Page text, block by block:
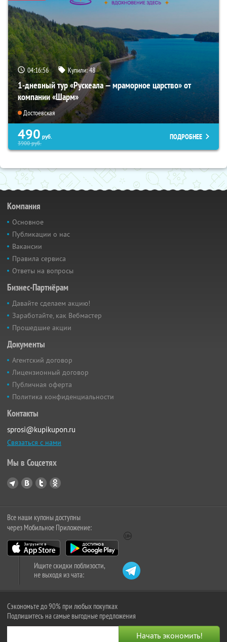
04:16:55 Купили:48
1-дневный тур «Рускеала — мраморное царство» от
компании «Шарм»
Достоевская
490 руб.
3900руб.
ПОДРОБНЕЕ
Компания
Основное
Публикации о нас
Вакансии
Правила сервиса
Ответы на вопросы
Бизнес-Партнёрам
Давайте сделаем акцию!
Заработайте, как Вебмастер
Прошедшие акции
Документы
Агентский договор
Лицензионный договор
Публичная оферта
Политика конфиденциальности
Контакты
sprosi@kupikupon.ru
Связаться с нами
Мы в Соцсетях
Все наши купоны доступны
через Мобильное Приложение:
Ищите скидки поблизости,
не выходя из чата:
Сэкономьте до 90% при любых покупках
Подпишитесь на самые выгодные предложения